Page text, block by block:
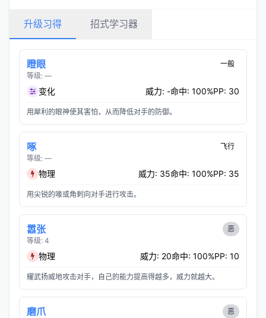
升级习得 招式学习器
瞪眼
等级: —
一般
变化 威力: -命中: 100%PP: 30
用犀利的眼神使其害怕，从而降低对手的防御。
啄
等级: —
飞行
物理 威力: 35命中: 100%PP: 35
用尖锐的喙或角刺向对手进行攻击。
嚣张
等级: 4
恶
物理 威力: 20命中: 100%PP: 10
耀武扬威地攻击对手，自己的能力提高得越多，威力就越大。
磨爪 恶